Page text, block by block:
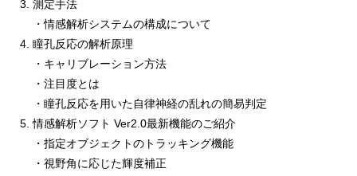
測定手法
・情感解析システムの構成について
瞳孔反応の解析原理
・キャリブレーション方法
・注目度とは
・瞳孔反応を用いた自律神経の乱れの簡易判定
情感解析ソフト Ver2.0最新機能のご紹介
・指定オブジェクトのトラッキング機能
・視野角に応じた輝度補正